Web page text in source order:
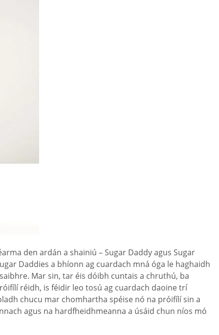
den ardán a shainiú – Sugar Daddy agus Sugar
Daddies a bhíonn ag cuardach mná óga le haghaidh
Mar sin, tar éis dóibh cuntais a chruthú, ba
réidh, is féidir leo tosú ag cuardach daoine trí
chucu mar chomhartha spéise nó na próifílí sin a
agus na hardfheidhmeanna a úsáid chun níos mó